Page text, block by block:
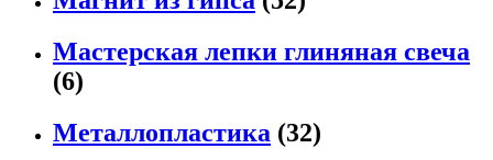
Мастерская лепки глиняная свеча
(6)
Металлопластика (32)